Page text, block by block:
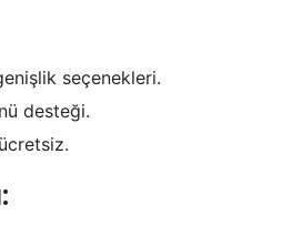
seçenekleri.
desteği.